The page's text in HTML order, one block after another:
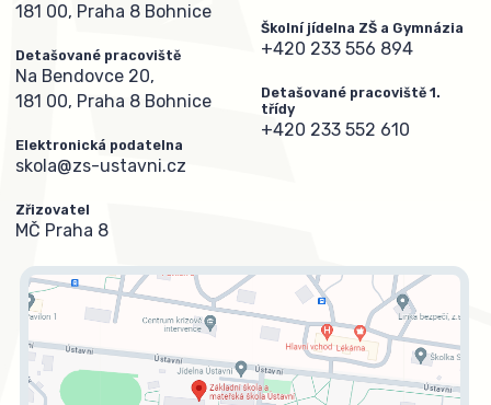
181 00, Praha 8 Bohnice
Detašované pracoviště
Na Bendovce 20,
181 00, Praha 8 Bohnice
Elektronická podatelna
skola@zs-ustavni.cz
Zřizovatel
MČ Praha 8
Školní jídelna ZŠ a Gymnázia
+420 233 556 894
Detašované pracoviště 1.
třídy
+420 233 552 610